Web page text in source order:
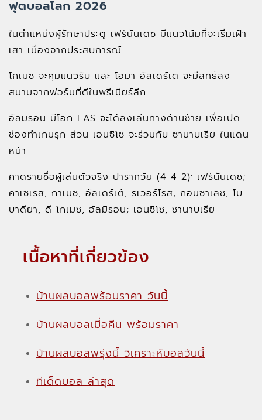
ฟุตบอลโลก 2026
ในตำแหน่งผู้รักษาประตู เฟร์นันเดซ มีแนวโน้มที่จะเริ่มเฝ้า
เสา เนื่องจากประสบการณ์
โกเมซ จะคุมแนวรับ และ โอมา อัลเดร์เต จะมีสิทธิ์ลง
สนามจากฟอร์มที่ดีในพรีเมียร์ลีก
อัลมิรอน มีโอก LAS จะได้ลงเล่นทางด้านซ้าย เพื่อเปิด
ช่องทำเกมรุก ส่วน เอนซิโซ จะร่วมกับ ซานาบเรีย ในแดน
หน้า
คาดรายชื่อผู้เล่นตัวจริง ปารากวัย (4-4-2): เฟร์นันเดซ;
คาเซเรส, กาเมซ, อัลเดร์เต้, ริเวอร์โรส; กอนซาเลซ, โบ
บาดียา, ดี โกเมซ, อัลมิรอน; เอนซิโซ, ซานาบเรีย
เนื้อหาที่เกี่ยวข้อง
บ้านผลบอลพร้อมราคา วันนี้
บ้านผลบอลเมื่อคืน พร้อมราคา
บ้านผลบอลพรุ่งนี้ วิเคราะห์บอลวันนี้
ทีเด็ดบอล ล่าสุด